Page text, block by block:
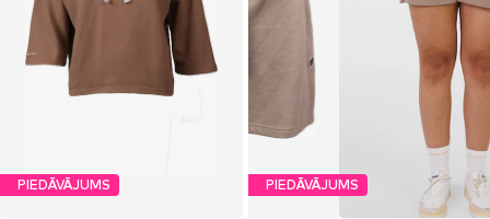
PIEDĀVĀJUMS PIEDĀVĀJUMS